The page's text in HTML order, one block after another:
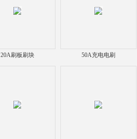
20A刷板刷块 50A充电电刷